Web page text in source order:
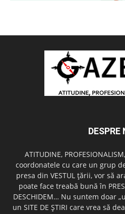
DESPRE
ATITUDINE,
coordonatele cu care un grup
presa din VESTUL ţării, vor să
poate face treabă bună în
DESCHIDEM… Nu suntem doar
un SITE DE ŞTIRI care vrea să